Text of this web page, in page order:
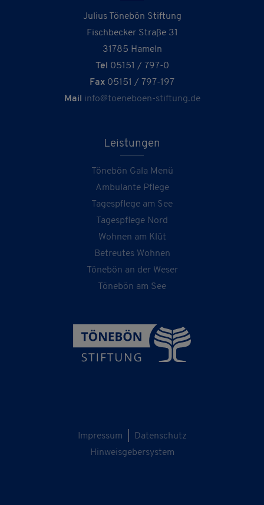
Julius Tönebön Stiftung
Fischbecker Straße 31
31785 Hameln
Tel
05151 / 797-0
Fax 05151 / 797-197
Mail
info@toeneboen-stiftung.de
Leistungen
Tönebön Gala Menü
Ambulante Pflege
Tagespflege am See
Tagespflege Nord
Wohnen am Klüt
Betreutes Wohnen
Tönebön an der Weser
Tönebön am See
Impressum
Datenschutz
Hinweisgebersystem